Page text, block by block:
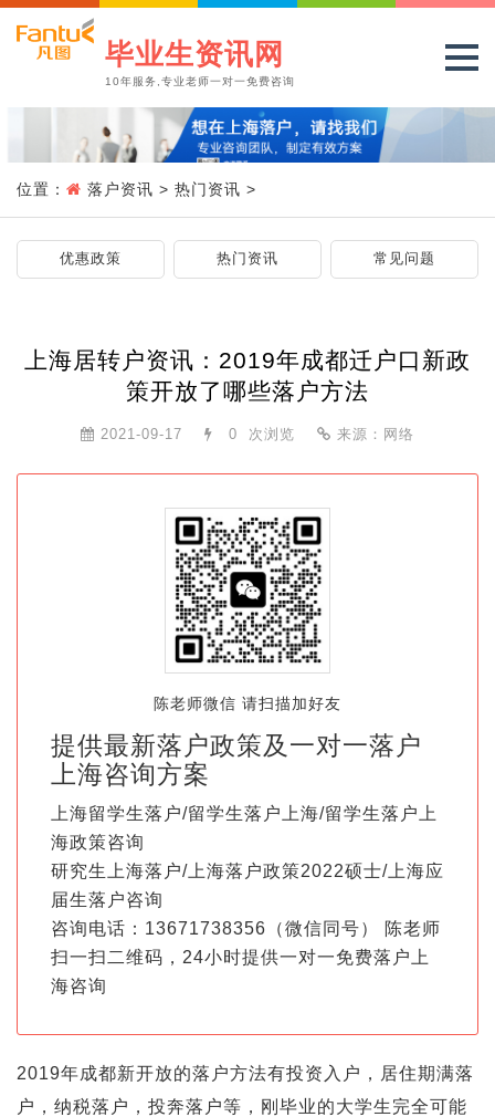
毕业生资讯网
10年服务,专业老师一对一免费咨询
位置： 落户资讯 > 热门资讯 >
优惠政策 热门资讯 常见问题
上海居转户资讯：2019年成都迁户口新政
策开放了哪些落户方法
2021-09-17 0 次浏览 来源：网络
陈老师微信 请扫描加好友
提供最新落户政策及一对一落户
上海咨询方案
上海留学生落户/留学生落户上海/留学生落户上
海政策咨询
研究生上海落户/上海落户政策2022硕士/上海应
届生落户咨询
咨询电话：13671738356（微信同号） 陈老师
扫一扫二维码，24小时提供一对一免费落户上
海咨询
2019年成都新开放的落户方法有投资入户，居住期满落
户，纳税落户，投奔落户等，刚毕业的大学生完全可能